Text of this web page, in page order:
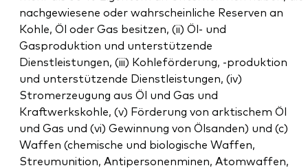
nachgewiesene oder wahrscheinliche Reserven an
Kohle, Öl oder Gas besitzen, (ii) Öl- und
Gasproduktion und unterstützende
Dienstleistungen, (iii) Kohleförderung, -produktion
und unterstützende Dienstleistungen, (iv)
Stromerzeugung aus Öl und Gas und
Kraftwerkskohle, (v) Förderung von arktischem Öl
und Gas und (vi) Gewinnung von Ölsanden) und (c)
Waffen (chemische und biologische Waffen,
Streumunition, Antipersonenminen, Atomwaffen,